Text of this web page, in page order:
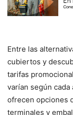
Entre las
cubiertos y
tarifas
varían según
ofrecen opciones
terminales y